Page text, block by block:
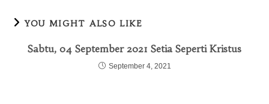
YOU MIGHT ALSO LIKE
Sabtu, 04 September 2021 Setia Seperti Kristus
September 4, 2021